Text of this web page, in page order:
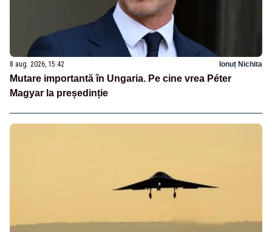
8 aug. 2026, 15:42 Ionuț Nichita
Mutare importantă în Ungaria. Pe cine vrea Péter
Magyar la președinție